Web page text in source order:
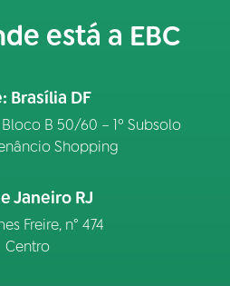
está a EBC
Brasília DF
B 50/60 – 1º Subsolo
Shopping
Janeiro RJ
Freire, n° 474
Centro